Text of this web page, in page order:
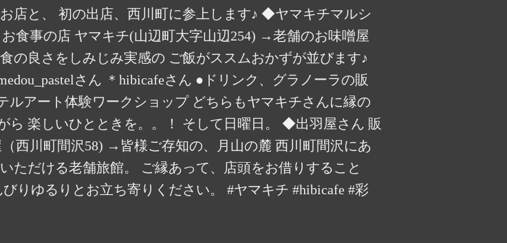
店と、 初の出店、西川町に参上します♪ ◆ヤマキチマルシ
食事の店 ヤマキチ(山辺町大字山辺254) →老舗のお味噌屋
の良さをしみじみ実感の ご飯がススムおかずが並びます♪
さん ＊hibicafeさん ●ドリンク、グラノーラの販
アート体験ワークショップ どちらもヤマキチさんに縁の
ら 楽しいひとときを。。！ そして日曜日。 ◆出羽屋さん 販
西川町間沢58) →皆様ご存知の、月山の麓 西川町間沢にあ
ただける老舗旅館。 ご縁あって、店頭をお借りすること
りゆるりとお立ち寄りください。 #ヤマキチ #hibicafe #彩